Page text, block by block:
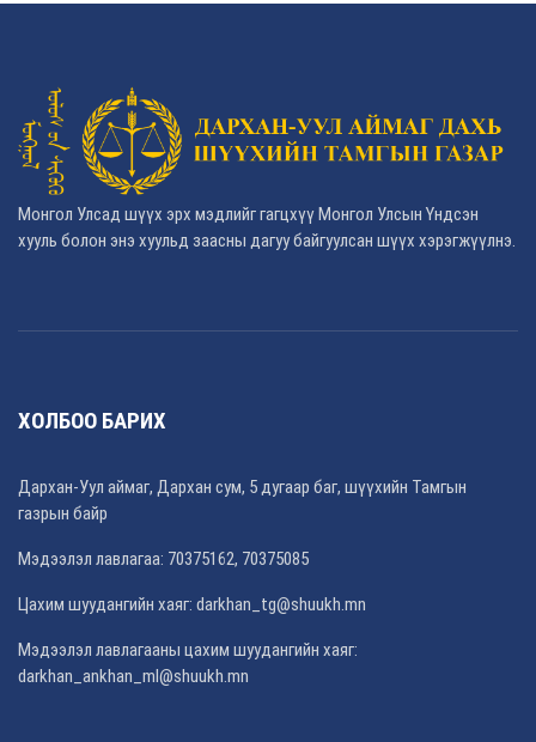
Монгол Улсад шүүх эрх мэдлийг гагцхүү Монгол Улсын Үндсэн
хууль болон энэ хуульд заасны дагуу байгуулсан шүүх хэрэгжүүлнэ.
ХОЛБОО БАРИХ
Дархан-Уул аймаг, Дархан сум, 5 дугаар баг, шүүхийн Тамгын
газрын байр
Мэдээлэл лавлагаа: 70375162, 70375085
Цахим шуудангийн хаяг: darkhan_tg@shuukh.mn
Мэдээлэл лавлагааны цахим шуудангийн хаяг:
darkhan_ankhan_ml@shuukh.mn